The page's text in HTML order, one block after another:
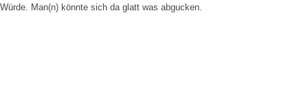
Würde. Man(n) könnte sich da glatt was abgucken.